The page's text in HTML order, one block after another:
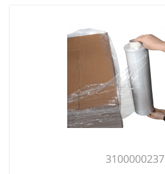
3100000237